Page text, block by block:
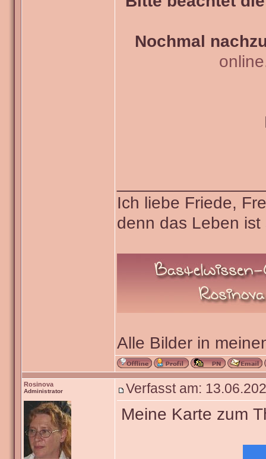
Nochmal
Ich liebe Friede,
denn das Leben
Alle Bilder in
Rosinova
Administrator Verfasst am:
Meine Karte zum